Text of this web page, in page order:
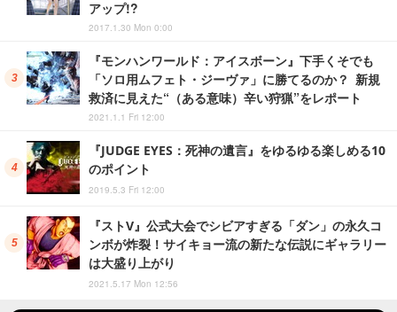
アップ!?
2017.1.30 Mon 0:00
『モンハンワールド：アイスボーン』下手くそでも
「ソロ用ムフェト・ジーヴァ」に勝てるのか？ 新規
救済に見えた“（ある意味）辛い狩猟”をレポート
2021.1.1 Fri 12:00
『JUDGE EYES：死神の遺言』をゆるゆる楽しめる10
のポイント
2019.5.3 Fri 12:00
『ストV』公式大会でシビアすぎる「ダン」の永久コ
ンボが炸裂！サイキョー流の新たな伝説にギャラリー
は大盛り上がり
2021.5.17 Mon 12:56